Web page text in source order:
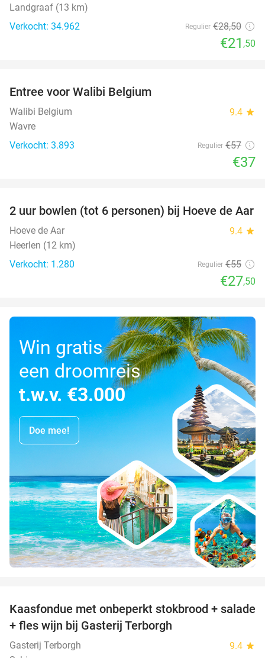
Landgraaf (13 km)
Verkocht: 34.962
Regulier €28,50
€21 ,50
Entree voor Walibi Belgium
Walibi Belgium 9.4 star
Wavre
Verkocht: 3.893
Regulier €57
€37
50%
2 uur bowlen (tot 6 personen) bij Hoeve de Aar
Hoeve de Aar 9.4 star
Heerlen (12 km)
Verkocht: 1.280
Regulier €55
€27,50
Win gratis
een droomreis
t.w.v. €3.000
Doe mee!
44%
Kaasfondue met onbeperkt stokbrood + salade
+ fles wijn bij Gasterij Terborgh
Gasterij Terborgh 9.4 star